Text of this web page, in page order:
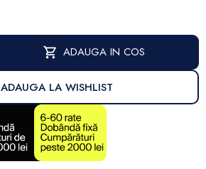
ADAUGA IN COS
ADAUGA LA WISHLIST